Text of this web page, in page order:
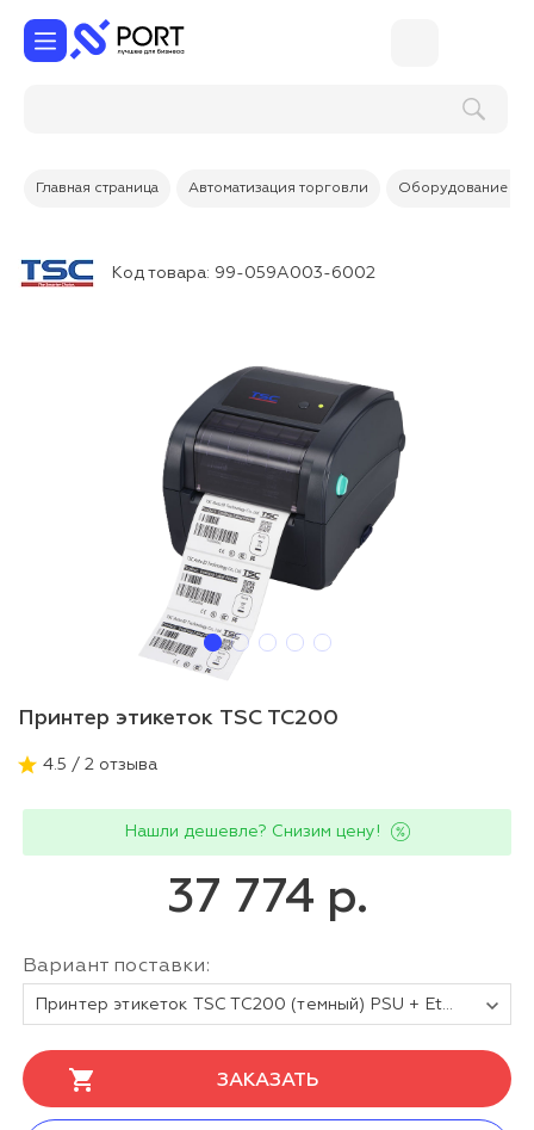
Главная страница Автоматизация торговли Оборудование
Код товара: 99-059A003-6002
Принтер этикеток TSC TC200
4.5 / 2 отзыва
Нашли дешевле? Снизим цену!
37 774 р.
Вариант поставки:
Принтер этикеток TSC TC200 (темный) PSU + Ethernet + RTC
ЗАКАЗАТЬ